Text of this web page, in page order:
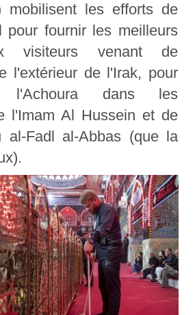
mobilisent les efforts de
pour fournir les meilleurs
visiteurs venant de
l'extérieur de l'Irak, pour
l'Achoura dans les
l'Imam Al Hussein et de
al-Fadl al-Abbas (que la